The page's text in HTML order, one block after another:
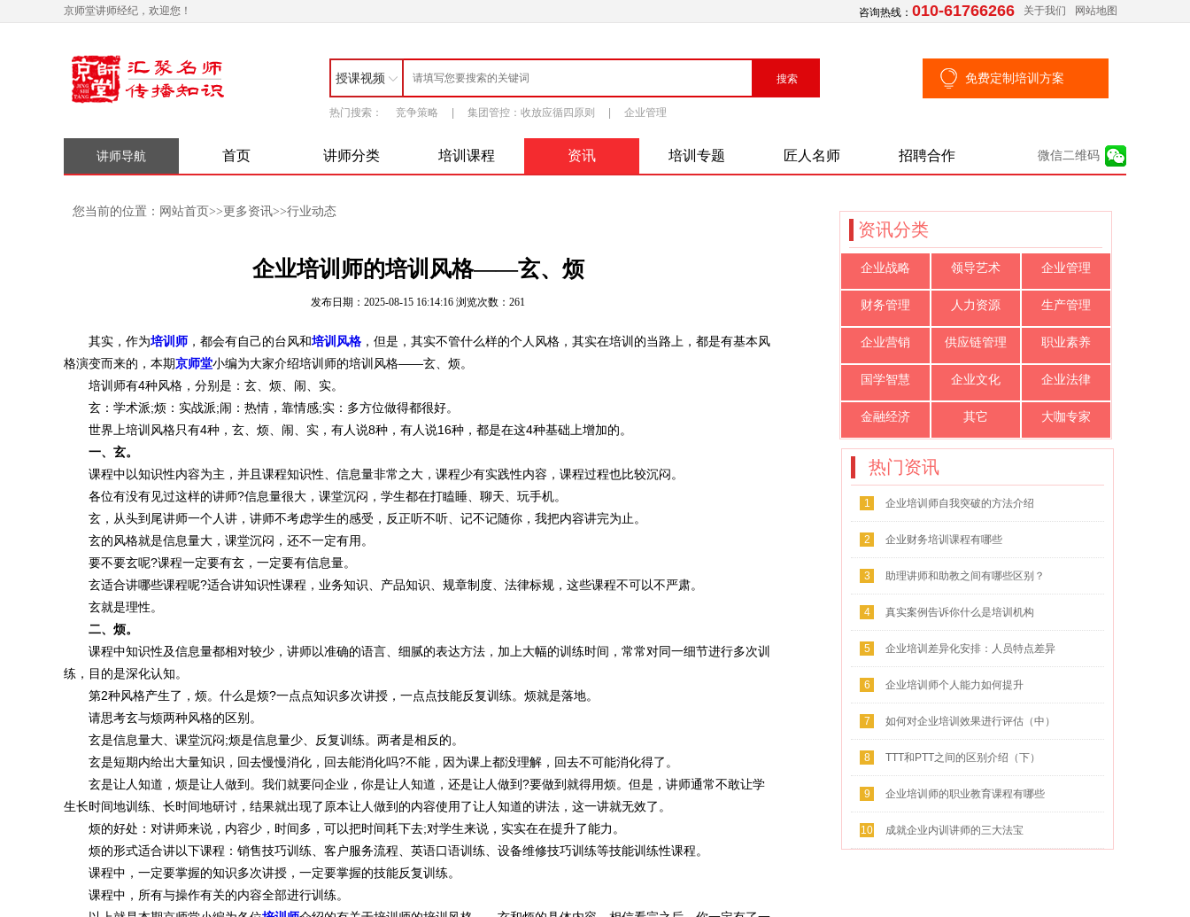
京师堂讲师经纪，欢迎您！ 咨询热线： 010-61766266 关于我们 网站地图
授课视频
热门搜索： 竞争策略 集团管控：收放应循四原则 企业管理
免费定制培训方案
首页 讲师分类 培训课程 资讯 培训专题 匠人名师 招聘合作 微信二维码
讲师导航
您当前的位置： 网站首页>>更多资讯>>行业动态
企业培训师的培训风格——玄、烦
发布日期：2025-08-15 16:14:16 浏览次数： 261
其实，作为培训师 ，都会有自己的台风和培训风格 ，但是，其实不管什么样的个人风格，其实在培训的当路上，都是有基本风
格演变而来的，本期京师堂小编为大家介绍培训师的培训风格——玄、烦。
培训师有4种风格，分别是：玄、烦、闹、实。
玄：学术派;烦：实战派;闹：热情，靠情感;实：多方位做得都很好。
世界上培训风格只有4种，玄、烦、闹、实，有人说8种，有人说16种，都是在这4种基础上增加的。
一、玄。
课程中以知识性内容为主，并且课程知识性、信息量非常之大，课程少有实践性内容，课程过程也比较沉闷。
各位有没有见过这样的讲师?信息量很大，课堂沉闷，学生都在打瞌睡、聊天、玩手机。
玄，从头到尾讲师一个人讲，讲师不考虑学生的感受，反正听不听、记不记随你，我把内容讲完为止。
玄的风格就是信息量大，课堂沉闷，还不一定有用。
要不要玄呢?课程一定要有玄，一定要有信息量。
玄适合讲哪些课程呢?适合讲知识性课程，业务知识、产品知识、规章制度、法律标规，这些课程不可以不严肃。
玄就是理性。
二、烦。
课程中知识性及信息量都相对较少，讲师以准确的语言、细腻的表达方法，加上大幅的训练时间，常常对同一细节进行多次训
练，目的是深化认知。
第2种风格产生了，烦。什么是烦?一点点知识多次讲授，一点点技能反复训练。烦就是落地。
请思考玄与烦两种风格的区别。
玄是信息量大、课堂沉闷;烦是信息量少、反复训练。两者是相反的。
玄是短期内给出大量知识，回去慢慢消化，回去能消化吗?不能，因为课上都没理解，回去不可能消化得了。
玄是让人知道，烦是让人做到。我们就要问企业，你是让人知道，还是让人做到?要做到就得用烦。但是，讲师通常不敢让学
生长时间地训练、长时间地研讨，结果就出现了原本让人做到的内容使用了让人知道的讲法，这一讲就无效了。
烦的好处：对讲师来说，内容少，时间多，可以把时间耗下去;对学生来说，实实在在提升了能力。
烦的形式适合讲以下课程：销售技巧训练、客户服务流程、英语口语训练、设备维修技巧训练等技能训练性课程。
课程中，一定要掌握的知识多次讲授，一定要掌握的技能反复训练。
课程中，所有与操作有关的内容全部进行训练。
资讯分类
企业战略 领导艺术 企业管理
财务管理 人力资源 生产管理
企业营销 供应链管理 职业素养
国学智慧 企业文化 企业法律
金融经济 其它 大咖专家
热门资讯
1 企业培训师自我突破的方法介绍
2 企业财务培训课程有哪些
3 助理讲师和助教之间有哪些区别？
4 真实案例告诉你什么是培训机构
5 企业培训差异化安排：人员特点差异
6 企业培训师个人能力如何提升
7 如何对企业培训效果进行评估（中）
8 TTT和PTT之间的区别介绍（下）
9 企业培训师的职业教育课程有哪些
10 成就企业内训讲师的三大法宝